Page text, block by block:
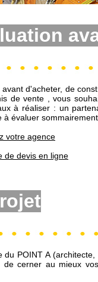
avant d'acheter, de
de vente , vous
à réaliser : un
à évaluer
votre agence
de devis en ligne
POINT A (architecte,
de cerner au mieux